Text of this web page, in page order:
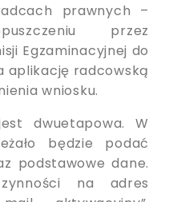
prawnych –
przez
Egzaminacyjnej do
aplikację radcowską
wniosku.
dwuetapowa. W
będzie podać
podstawowe dane.
na adres